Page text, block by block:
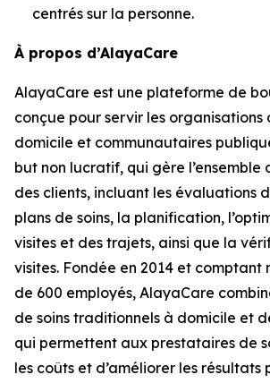
centrés sur la personne.
À propos d’AlayaCare
AlayaCare est une plateforme de
conçue pour servir les organisations
domicile et communautaires
but non lucratif, qui gère l’ensemble
des clients, incluant les évaluations
plans de soins, la planification,
visites et des trajets, ainsi que la
visites. Fondée en 2014 et comptant
de 600 employés, AlayaCare
de soins traditionnels à domicile et
qui permettent aux prestataires de
les coûts et d’améliorer les résultats